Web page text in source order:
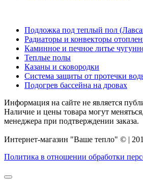
Подложка под теплый пол
Радиаторы и конвекторы
Каминное и печное литье
Теплые полы
Казаны и сковородки
Система защиты от протечки
Подогрев бассейна на дровах
Информация на сайте не является
Наличие и цены товара могут
менеджера при подтверждении заказа.
Интернет-магазин "Ваше тепло" © |
Политика в отношении обработки